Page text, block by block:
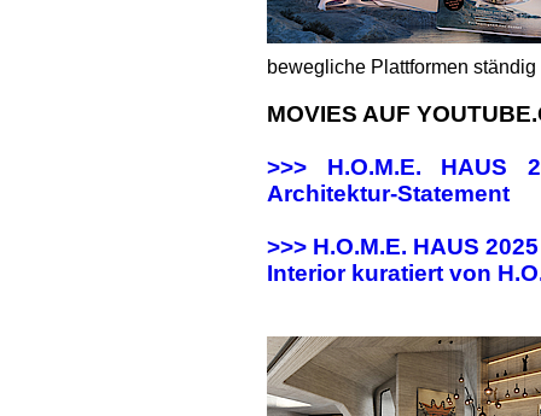
bewegliche Plattformen
MOVIES AUF
>>> H.O.M.E.
Architektur-Statement
>>> H.O.M.E. HAUS
Interior kuratiert von